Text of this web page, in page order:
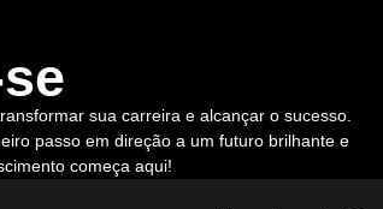
sua carreira e alcançar o sucesso.
passo em direção a um futuro brilhante e
começa aqui!